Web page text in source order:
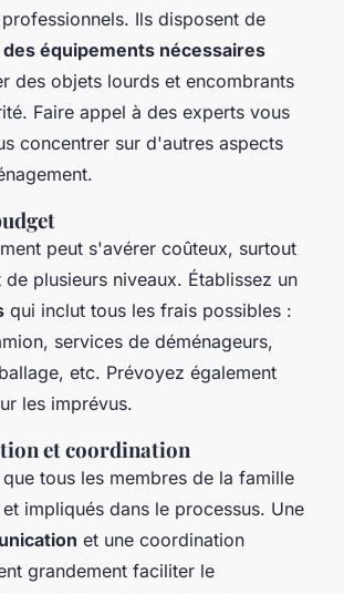
Ils disposent de
équipements nécessaires
des objets lourds et encombrants
Faire appel à des experts vous
concentrer sur d'autres aspects
peut s'avérer coûteux, surtout
plusieurs niveaux. Établissez un
qui inclut tous les frais possibles :
services de déménageurs,
etc. Prévoyez également
les imprévus.
et coordination
tous les membres de la famille
impliqués dans le processus. Une
et une coordination
grandement faciliter le